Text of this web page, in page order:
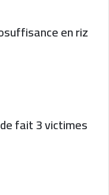
en riz
fait 3 victimes